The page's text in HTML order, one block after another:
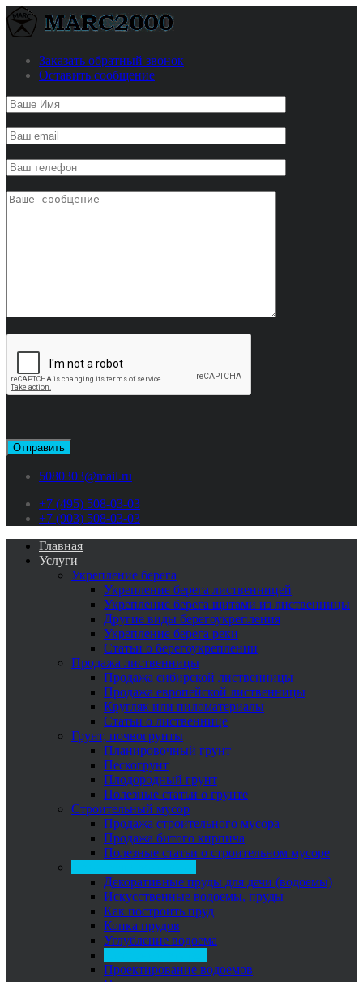
Заказать обратный звонок
Оставить сообщение
5080303@mail.ru
+7 (495) 508-03-03
+7 (903) 508-03-03
Главная
Услуги
Укрепление берега
Укрепление берега лиственницей
Укрепление берега щитами из лиственницы
Другие виды берегоукрепления
Укрепление берега реки
Статьи о берегоукреплении
Продажа лиственницы
Продажа сибирской лиственницы
Продажа европейской лиственницы
Кругляк или пиломатериалы
Cтатьи о лиственнице
Грунт, почвогрунты
Планировочный грунт
Пескогрунт
Плодородный грунт
Полезные статьи о грунте
Строительный мусор
Продажа строительного мусора
Продажа битого кирпича
Полезные статьи о строительном мусоре
Декоративные пруды для дачи (водоемы)
Искусственные водоемы, пруды
Как построить пруд
Копка прудов
Углубление водоема
Проектирование водоемов